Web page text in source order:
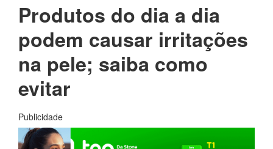
Produtos do dia a dia
podem causar irritações
na pele; saiba como
evitar
Publicidade